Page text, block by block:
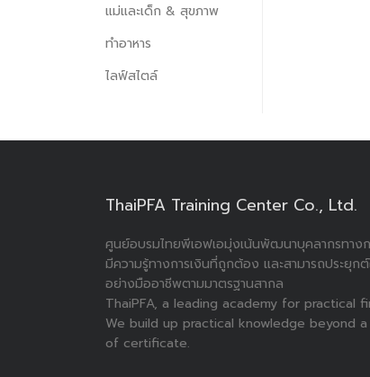
แม่และเด็ก & สุขภาพ
ทำอาหาร
ไลฟ์สไตล์
ThaiPFA Training Center Co., Ltd.
ศูนย์อบรมไทยพีเอฟเอมุ่งเน้นพัฒนาบุคลากรทางก
มีความรู้ทางการเงินที่ถูกต้อง และสามารถประยุกต์
อย่างมืออาชีพตามมาตรฐานสากล
ThaiPFA, a leading academy for practical
We build up practical knowledge beyond
of certificate.